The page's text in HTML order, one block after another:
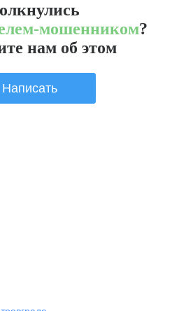
мошенником?
нам об этом
Написать